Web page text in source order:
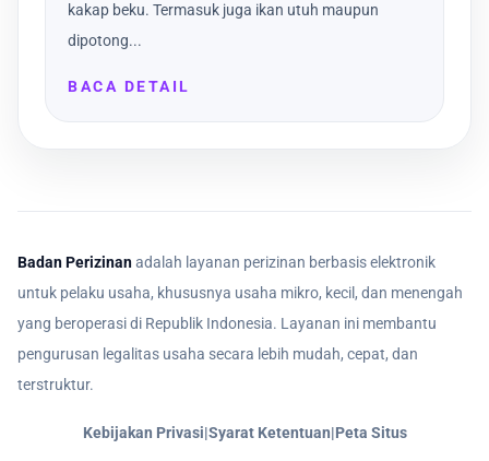
kakap beku. Termasuk juga ikan utuh maupun
dipotong...
BACA DETAIL
Badan Perizinanadalah layanan perizinan berbasis elektronik
untuk pelaku usaha, khususnya usaha mikro, kecil, dan menengah
yang beroperasi di Republik Indonesia. Layanan ini membantu
pengurusan legalitas usaha secara lebih mudah, cepat, dan
terstruktur.
Kebijakan Privasi|Syarat Ketentuan|Peta Situs